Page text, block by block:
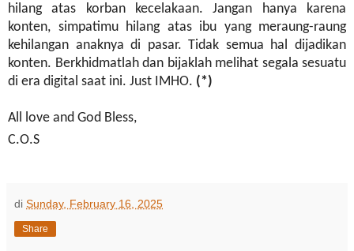
hilang atas korban kecelakaan. Jangan hanya karena
konten, simpatimu hilang atas ibu yang meraung-raung
kehilangan anaknya di pasar. Tidak semua hal dijadikan
konten. Berkhidmatlah dan bijaklah melihat segala sesuatu
di era digital saat ini. Just IMHO. (*)
All love and God Bless,
C.O.S
di Sunday, February 16, 2025
Share